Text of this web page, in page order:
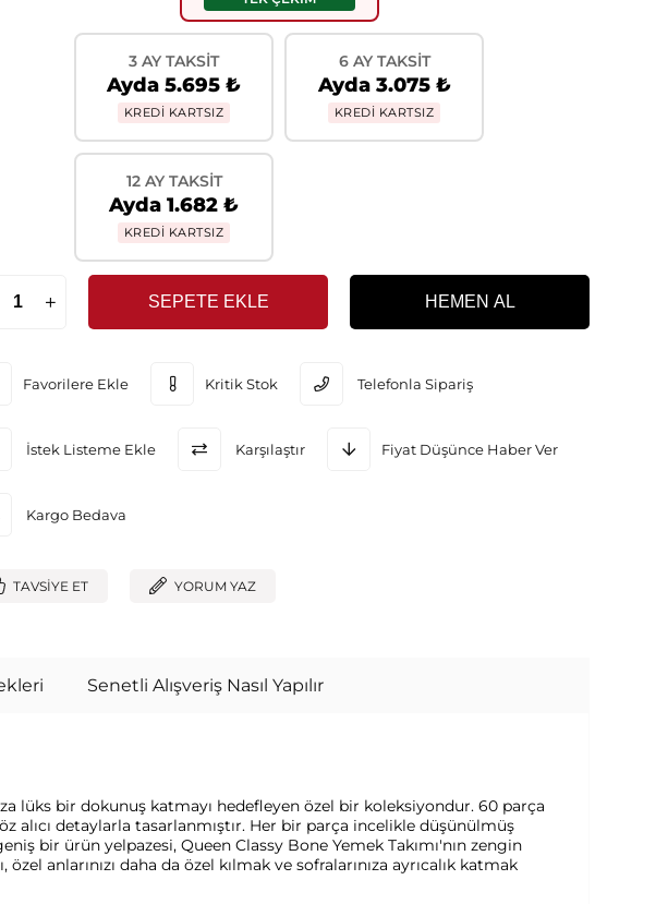
3 AY TAKSIT
Ayda 5.695 ₺
KREDİ KARTSIZ
6 AY TAKSIT
Ayda 3.075 ₺
KREDİ KARTSIZ
12 AY TAKSIT
Ayda 1.682 ₺
KREDİ KARTSIZ
Favorilere Ekle Kritik Stok Telefonla Sipariş
İstek Listeme Ekle Karşılaştır Fiyat Düşünce Haber Ver
Kargo Bedava
TAVSIYE ET YORUM YAZ
Senetli Alışveriş Nasıl Yapılır
lüks bir dokunuş katmayı hedefleyen özel bir koleksiyondur. 60 parça
detaylarla tasarlanmıştır. Her bir parça incelikle düşünülmüş
bir ürün yelpazesi, Queen Classy Bone Yemek Takımı'nın zengin
anlarınızı daha da özel kılmak ve sofralarınıza ayrıcalık katmak